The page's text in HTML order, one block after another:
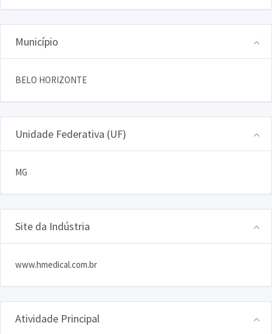
Município
BELO HORIZONTE
Unidade Federativa (UF)
MG
Site da Indústria
www.hmedical.com.br
Atividade Principal